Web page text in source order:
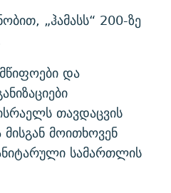
„ჰამასს“ 200-ზე
და
თავდაცვის
მოითხოვენ
სამართლის